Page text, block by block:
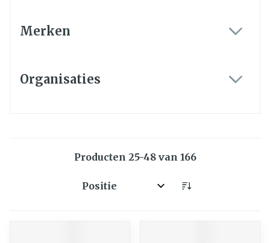
Merken
Organisaties
Producten 25-48van 166
Sorteer op: